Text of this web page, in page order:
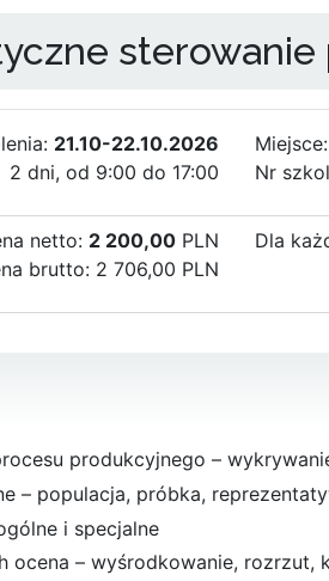
sterowanie
21.10-22.10.2026
2 dni, od 9:00 do 17:00
Miejsce:
Nr
netto: 2 200,00 PLN
brutto: 2 706,00 PLN
Dla
produkcyjnego –
– populacja, próbka,
i specjalne
ocena – wyśrodkowanie, rozrzut,